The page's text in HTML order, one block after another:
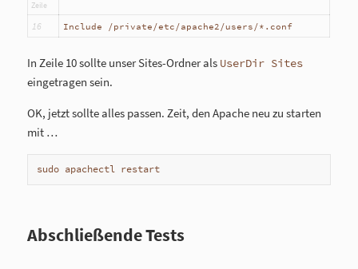
Zeile
16 Include /private/etc/apache2/users/*.conf
In Zeile 10 sollte unser Sites-Ordner als UserDir Sites
eingetragen sein.
OK, jetzt sollte alles passen. Zeit, den Apache neu zu starten
mit …
sudo apachectl restart
Abschließende Tests